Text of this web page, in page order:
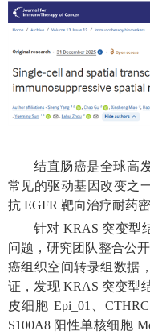
结直肠癌是全球高
常见的驱动基因改变之
抗 EGFR 靶向治疗耐药密
针对 KRAS 突变型
问题，研究团队整合公
癌组织空间转录组数据
证，发现 KRAS 突变型
皮细胞 Epi_01、
S100A8 阳性单核细胞